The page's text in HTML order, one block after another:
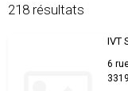
218 résultats
IVT
6